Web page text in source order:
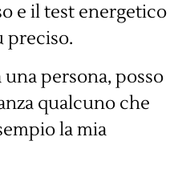
e il test energetico
preciso.
persona, posso
qualcuno che
la mia